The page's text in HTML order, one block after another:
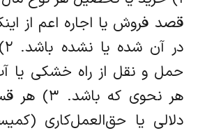
قصد فروش یا اجاره اعم از
حمل و نقل از راه خشکی یا
هر نحوی که
دلالی یا حق‌العمل‌کاری